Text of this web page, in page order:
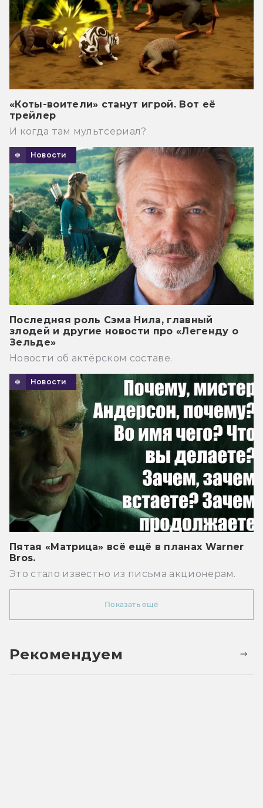
«Коты-воители» станут игрой. Вот её
трейлер
И когда там мультсериал?
Новости
Последняя роль Сэма Нила, главный
злодей и другие новости про «Легенду о
Зельде»
Новости об актёрском составе.
Новости
Пятая «Матрица» всё ещё в планах Warner
Bros.
Это стало известно из письма акционерам.
Показать ещё
Рекомендуем